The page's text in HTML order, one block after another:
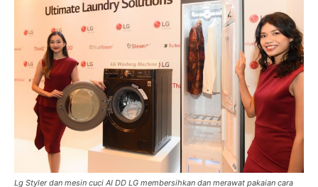
Lg Styler dan mesin cuci AI DD LG membersihkan dan merawat pakaian cara